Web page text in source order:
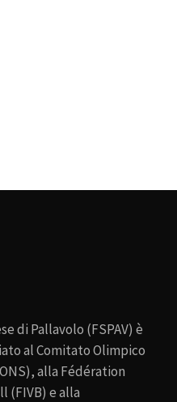
di Pallavolo (FSPAV) è
al Comitato Olimpico
alla Fédération
(FIVB) e alla